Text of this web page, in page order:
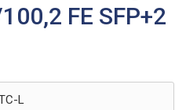
FE SFP+2
L